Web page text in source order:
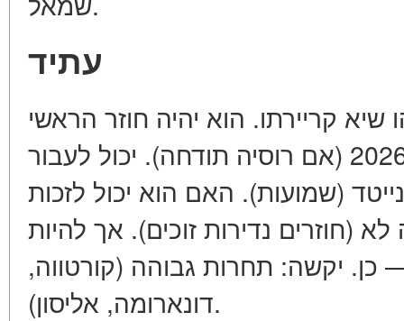
עתיד
בן 27 — זהו שיא קריירתו. הוא יהיה חוזר הראשי
של הנבחרת באליפות העולם 2026 (אם רוסיה תודחה). יכול לעבור
(שמועות). האם הוא יכול לזכות
(חוזרים נדירות זוכים). אך להיות
כן. יקשה: תחרות גבוהה (קורטווה,
דונארומה, אליסון).